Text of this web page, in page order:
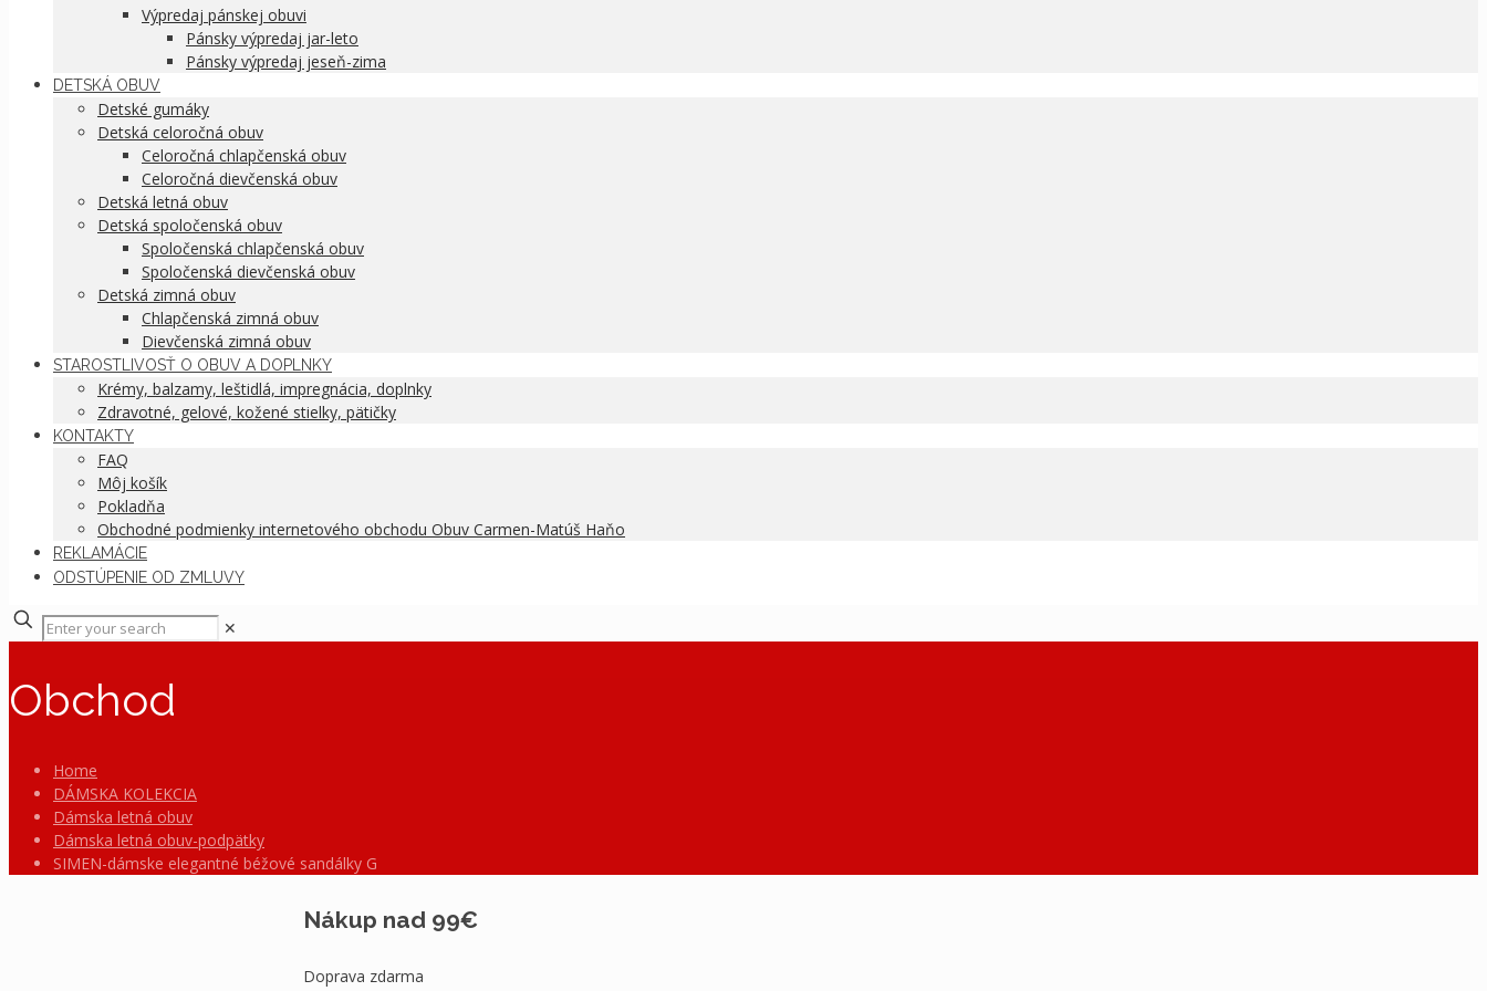
Výpredaj pánskej obuvi
Pánsky výpredaj jar-leto
Pánsky výpredaj jeseň-zima
DETSKÁ OBUV
Detské gumáky
Detská celoročná obuv
Celoročná chlapčenská obuv
Celoročná dievčenská obuv
Detská letná obuv
Detská spoločenská obuv
Spoločenská chlapčenská obuv
Spoločenská dievčenská obuv
Detská zimná obuv
Chlapčenská zimná obuv
Dievčenská zimná obuv
STAROSTLIVOSŤ O OBUV A DOPLNKY
Krémy, balzamy, leštidlá, impregnácia, doplnky
Zdravotné, gelové, kožené stielky, pätičky
KONTAKTY
FAQ
Môj košík
Pokladňa
Obchodné podmienky internetového obchodu Obuv Carmen-Matúš Haňo
REKLAMÁCIE
ODSTÚPENIE OD ZMLUVY
✕
Obchod
Home
DÁMSKA KOLEKCIA
Dámska letná obuv
Dámska letná obuv-podpätky
SIMEN-dámske elegantné béžové sandálky G
Nákup nad 99€
Doprava zdarma